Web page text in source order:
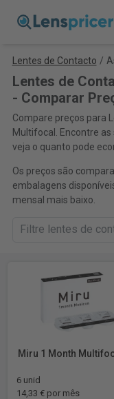
Lentes de Contacto /
Lentes de
- Comparar
Compare preços para
Multifocal. Encontre
veja o quanto pode
Os preços são
embalagens
mensal mais baixo.
Miru 1 Month
6 unid
14,33 € por mês